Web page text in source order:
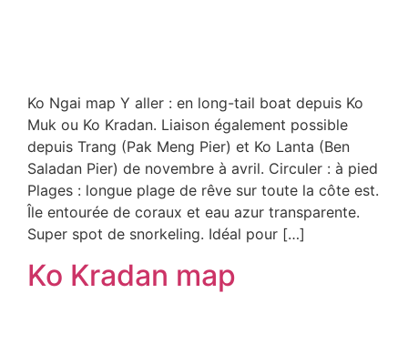
Ko Ngai map Y aller : en long-tail boat depuis Ko
Muk ou Ko Kradan. Liaison également possible
depuis Trang (Pak Meng Pier) et Ko Lanta (Ben
Saladan Pier) de novembre à avril. Circuler : à pied
Plages : longue plage de rêve sur toute la côte est.
Île entourée de coraux et eau azur transparente.
Super spot de snorkeling. Idéal pour […]
Ko Kradan map